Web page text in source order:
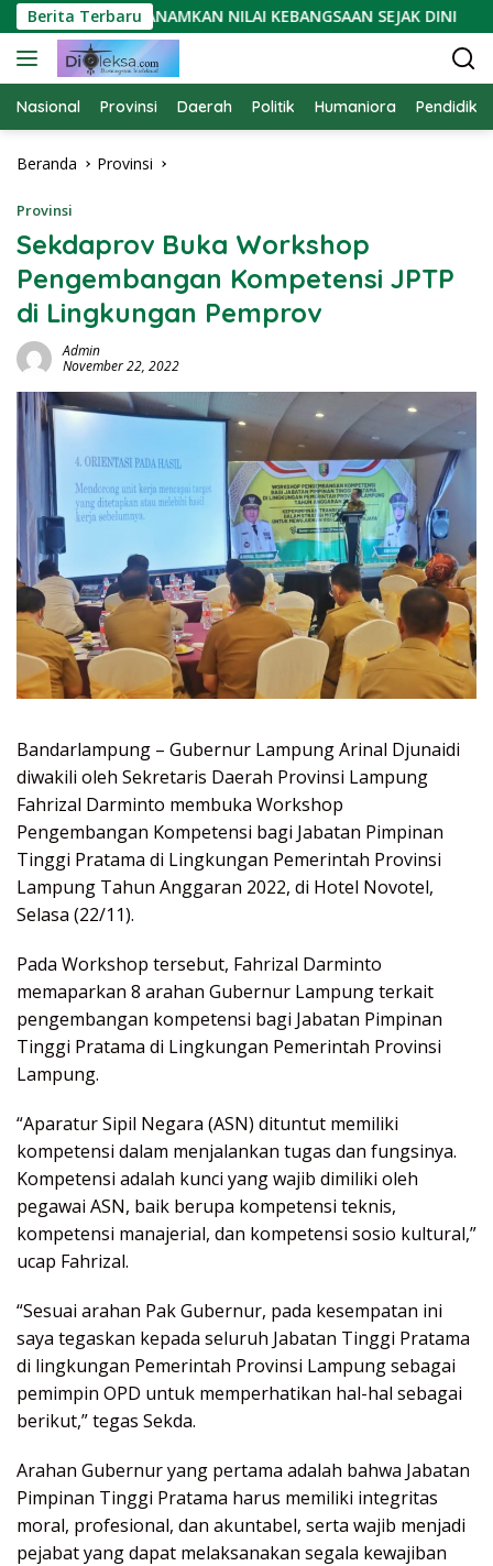
Langsung
ke
konten
Berita Terbaru
YUGINTA: TANAMKAN NILAI KEBANGSAAN SEJAK DINI
Nasional Provinsi Daerah Politik Humaniora
Beranda Provinsi
Provinsi
Sekdaprov Buka Workshop
Pengembangan Kompetensi JPTP
di Lingkungan Pemprov
Admin
November 22, 2022
Bandarlampung – Gubernur Lampung Arinal Djunaidi
diwakili oleh Sekretaris Daerah Provinsi Lampung
Fahrizal Darminto membuka Workshop
Pengembangan Kompetensi bagi Jabatan Pimpinan
Tinggi Pratama di Lingkungan Pemerintah Provinsi
Lampung Tahun Anggaran 2022, di Hotel Novotel,
Selasa (22/11).
Pada Workshop tersebut, Fahrizal Darminto
memaparkan 8 arahan Gubernur Lampung terkait
pengembangan kompetensi bagi Jabatan Pimpinan
Tinggi Pratama di Lingkungan Pemerintah Provinsi
Lampung.
“Aparatur Sipil Negara (ASN) dituntut memiliki
kompetensi dalam menjalankan tugas dan fungsinya.
Kompetensi adalah kunci yang wajib dimiliki oleh
pegawai ASN, baik berupa kompetensi teknis,
kompetensi manajerial, dan kompetensi sosio kultural,”
ucap Fahrizal.
“Sesuai arahan Pak Gubernur, pada kesempatan ini
saya tegaskan kepada seluruh Jabatan Tinggi Pratama
di lingkungan Pemerintah Provinsi Lampung sebagai
pemimpin OPD untuk memperhatikan hal-hal sebagai
berikut,” tegas Sekda.
Arahan Gubernur yang pertama adalah bahwa Jabatan
Pimpinan Tinggi Pratama harus memiliki integritas
moral, profesional, dan akuntabel, serta wajib menjadi
pejabat yang dapat melaksanakan segala kewajiban